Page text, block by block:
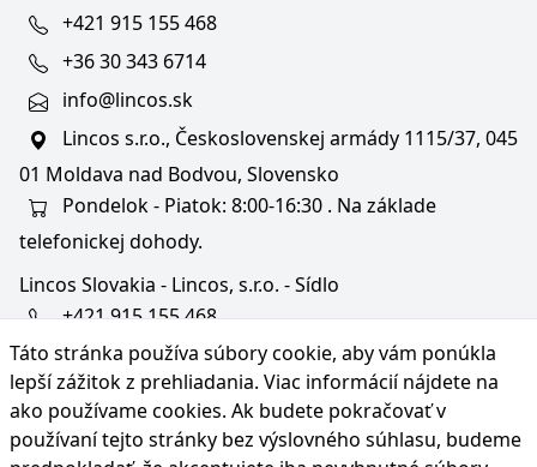
Táto stránka používa súbory cookie, aby vám ponúkla
lepší zážitok z prehliadania. Viac informácií nájdete na
ako používame cookies. Ak budete pokračovať v
používaní tejto stránky bez výslovného súhlasu, budeme
+421 915 155 468
+36 30 343 6714
info@lincos.sk
Lincos s.r.o., Československej armády 1115/37, 045
01 Moldava nad Bodvou, Slovensko
Pondelok - Piatok: 8:00-16:30 . Na základe
telefonickej dohody.
Lincos Slovakia - Lincos, s.r.o. - Sídlo
+421 915 155 468
+36/30 343 6714
bratislava@lincos.sk
Lincos s.r.o., Rustaveliho 4, 831 06 Bratislava - m. č.